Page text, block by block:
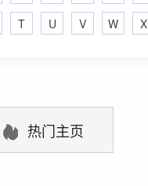
T U V W X
热门主页